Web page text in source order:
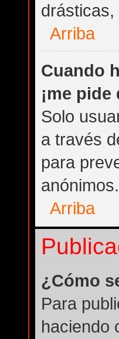
Arriba
Cuando
¡me
Solo
a través
para
anónimos.
Arriba
¿Cómo
Para
haciendo